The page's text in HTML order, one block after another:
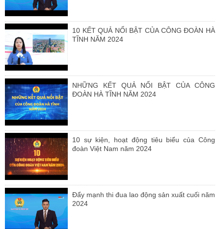
10 KẾT QUẢ NỔI BẬT CỦA CÔNG ĐOÀN HÀ
TĨNH NĂM 2024
NHỮNG KẾT QUẢ NỔI BẬT CỦA CÔNG
ĐOÀN HÀ TĨNH NĂM 2024
10 sự kiện, hoạt động tiêu biểu của Công
đoàn Việt Nam năm 2024
Đẩy mạnh thi đua lao động sản xuất cuối năm
2024